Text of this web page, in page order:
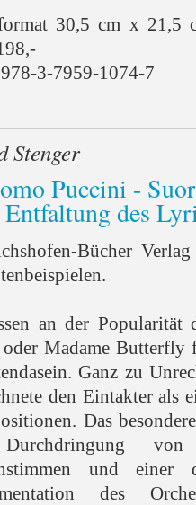
30,5 cm x 21,5
3-7959-1074-7
Stenger
Puccini -
des
Bücher
an der
oder Madame
Ganz zu
den Eintakter als
Das
von
und einer
des